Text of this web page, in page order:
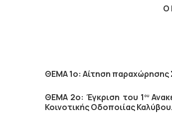
Ο
ΘΕΜΑ 1ο: Αίτηση παραχώρησης
ΘΕΜΑ 2ο: Έγκριση του 1 ου
Κοινοτικής Οδοποιίας Καλύβου.